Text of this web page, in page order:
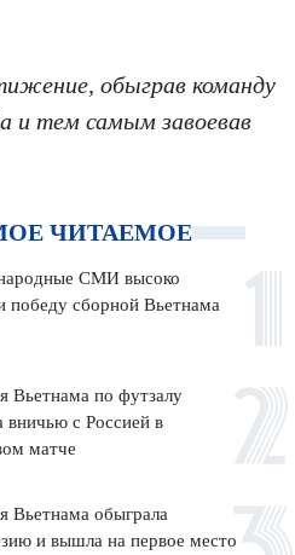
обыграв команду
и тем самым завоевав
ЧИТАЕМОЕ
СМИ высоко
победу сборной Вьетнама
Вьетнама по футзалу
вничью с Россией в
матче
Вьетнама обыграла
и вышла на первое место